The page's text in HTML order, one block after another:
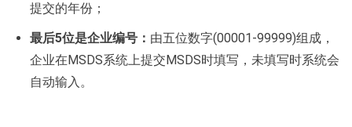
提交的年份；
最后5位是企业编号： 由五位数字(00001-99999)组成，
企业在MSDS系统上提交MSDS时填写，未填写时系统会
自动输入。